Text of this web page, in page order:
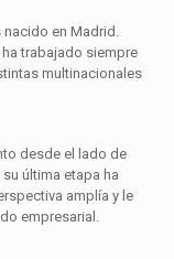
nacido en Madrid.
trabajado siempre
multinacionales
desde el lado de
última etapa ha
amplía y le
empresarial.